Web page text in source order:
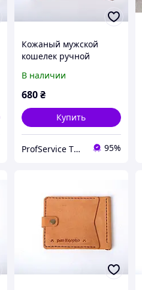
Кожаный мужской
кошелек ручной
монет и карточек
янтарный Gazda
В наличии
680₴
Купить
ProfService ТОВ "Профессиональный сервис" 95%